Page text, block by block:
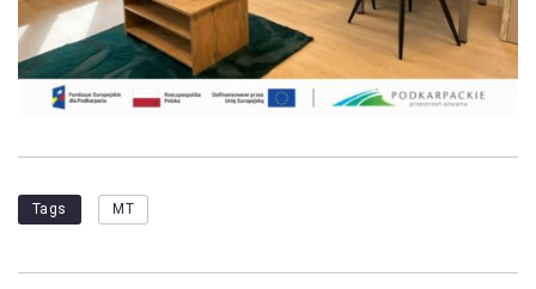
Tags MT